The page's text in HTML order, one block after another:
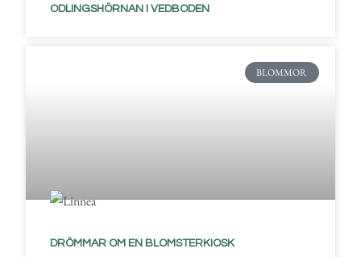
ODLINGSHÖRNAN I VEDBODEN
BLOMMOR
DRÖMMAR OM EN BLOMSTERKIOSK